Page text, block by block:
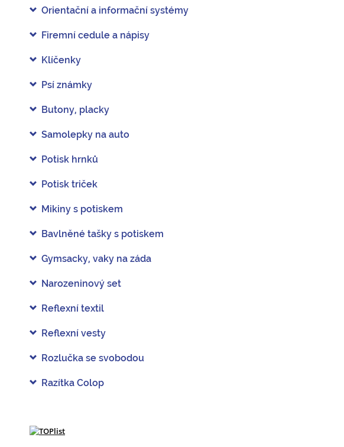
Orientační a informační systémy
Firemní cedule a nápisy
Klíčenky
Psí známky
Butony, placky
Samolepky na auto
Potisk hrnků
Potisk triček
Mikiny s potiskem
Bavlněné tašky s potiskem
Gymsacky, vaky na záda
Narozeninový set
Reflexní textil
Reflexní vesty
Rozlučka se svobodou
Razítka Colop